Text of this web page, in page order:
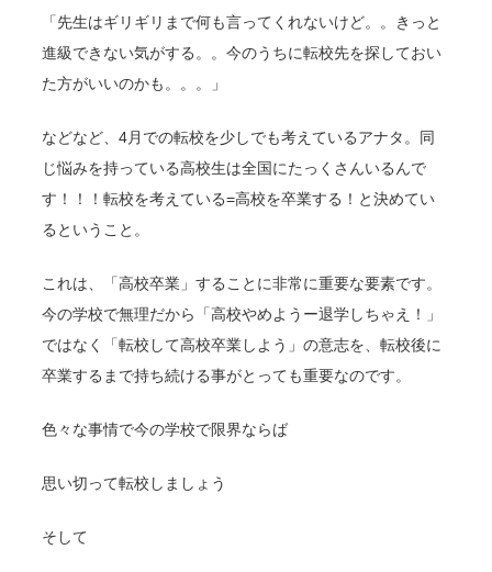
「先生はギリギリまで何も言ってくれないけど。。きっと
進級できない気がする。。今のうちに転校先を探しておい
た方がいいのかも。。。」
などなど、4月での転校を少しでも考えているアナタ。同
じ悩みを持っている高校生は全国にたっくさんいるんで
す！！！転校を考えている=高校を卒業する！と決めてい
るということ。
これは、「高校卒業」することに非常に重要な要素です。
今の学校で無理だから「高校やめようー退学しちゃえ！」
ではなく「転校して高校卒業しよう」の意志を、転校後に
卒業するまで持ち続ける事がとっても重要なのです。
色々な事情で今の学校で限界ならば
思い切って転校しましょう
そして